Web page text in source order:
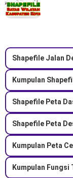
Shapefile Jalan
Kumpulan
Shapefile Peta
Shapefile Peta
Kumpulan Peta
Kumpulan